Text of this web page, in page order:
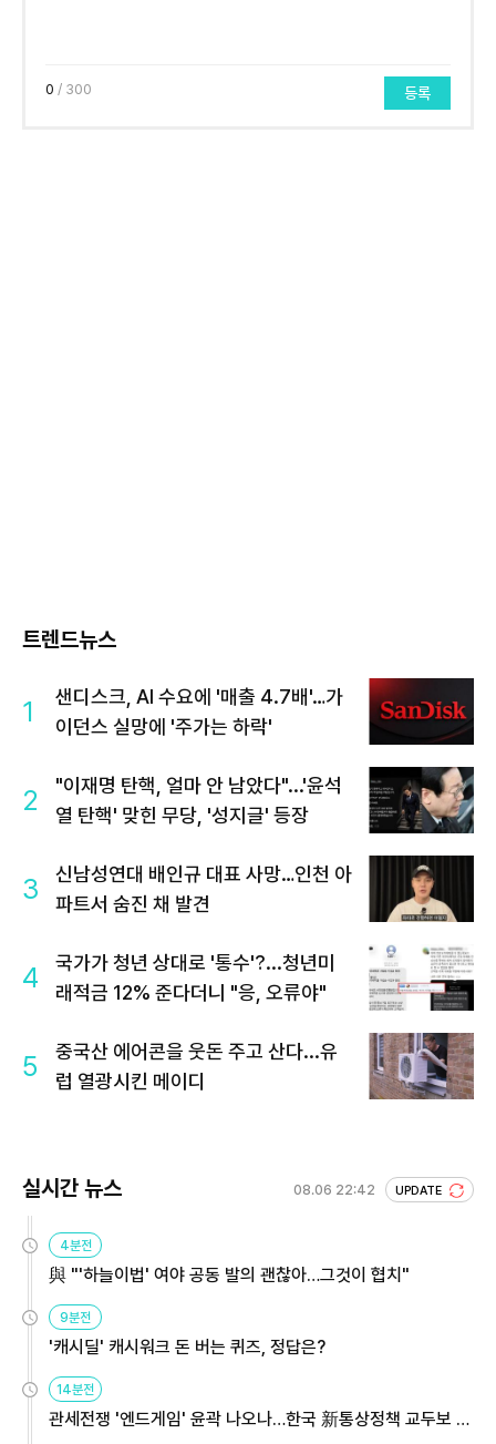
0 / 300 등록
트렌드뉴스
1
샌디스크, AI 수요에 '매출 4.7배'…가
이던스 실망에 '주가는 하락'
2
"이재명 탄핵, 얼마 안 남았다"...'윤석
열 탄핵' 맞힌 무당, '성지글' 등장
3
신남성연대 배인규 대표 사망…인천 아
파트서 숨진 채 발견
4
국가가 청년 상대로 '통수'?...청년미
래적금 12% 준다더니 "응, 오류야"
5
중국산 에어콘을 웃돈 주고 산다...유
럽 열광시킨 메이디
실시간 뉴스 08.06 22:42 UPDATE
4분전
與 "'하늘이법' 여야 공동 발의 괜찮아…그것이 협치"
9분전
'캐시딜' 캐시워크 돈 버는 퀴즈, 정답은?
14분전
관세전쟁 '엔드게임' 윤곽 나오나…한국 新통상정책 교두보 활